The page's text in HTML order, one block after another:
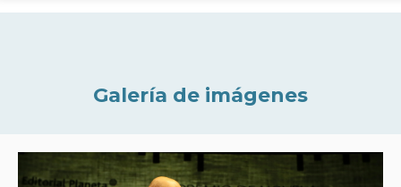
Galería de imágenes